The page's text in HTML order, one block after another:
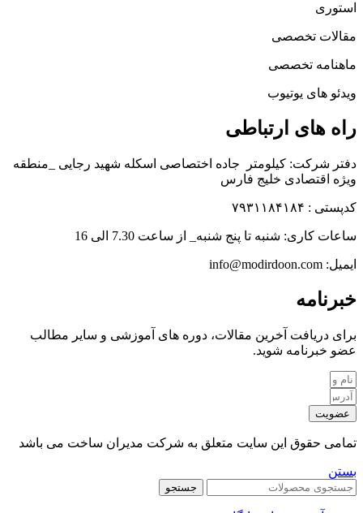
استوری
مقالات تخصصی
ماهنامه تخصصی
ویدئو های یوتیوب
راه های ارتباطی
دفتر شرکت: کیلومتر جاده اختصاصی اسکله شهید رجایی _منطقه
ویژه اقتصادی خلیج فارس
کدپستی : ۷۹۳۱۱۸۴۱۸۴
ساعات کاری: شنبه تا پنج شنبه_ از ساعت 7.30 الی 16
ایمیل: info@modirdoon.com
خبرنامه
برای دریافت آخرین مقالات، دوره های آموزشی و سایر مطالب
عضو خبرنامه شوید.
عضویت
تمامی حقوق این سایت متعلق به شرکت مدیران ساخت می باشد
بستن
جستجو